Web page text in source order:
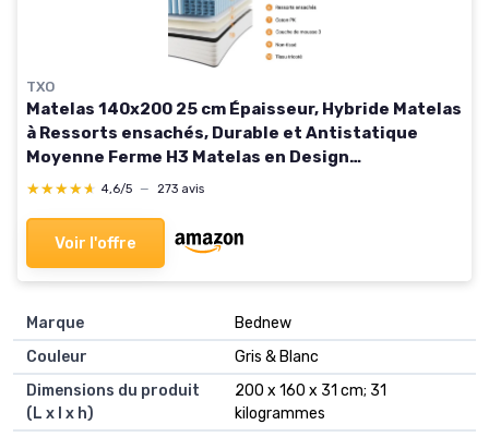
TXO
Matelas 140x200 25 cm Épaisseur, Hybride Matelas
à Ressorts ensachés, Durable et Antistatique
Moyenne Ferme H3 Matelas en Design
Ergonomique Soutien en 7 Zones, Certifié Oeko-
★★★★★
★★★★★ 4,6/5 — 273 avis
Voir l'offre
Marque
‎Bednew
Couleur
‎Gris & Blanc
Dimensions du produit
(L x l x h)
‎200 x 160 x 31 cm; 31
kilogrammes